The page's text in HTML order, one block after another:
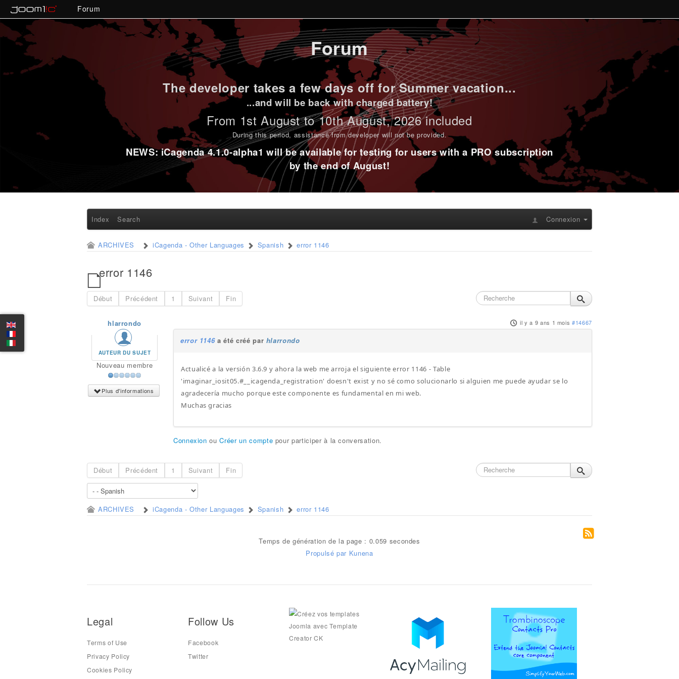
Forum
Forum
The developer takes a few days off for Summer vacation...
...and will be back with charged battery!
From 1st August to 10th August, 2026 included
During this period, assistance from developer will not be provided.
NEWS: iCagenda 4.1.0-alpha1 will be available for testing for users with a PRO subscription
by the end of August!
Index Search Connexion
ARCHIVES iCagenda - Other Languages Spanish error 1146
error 1146
Début Précédent 1 Suivant Fin
hlarrondo
AUTEUR DU SUJET
Nouveau membre
Plus d'informations
il y a 9 ans 1 mois #14667
error 1146a été créé par hlarrondo
Actualicé a la versión 3.6.9 y ahora la web me arroja el siguiente error 1146 - Table
'imaginar_iosit05.#__icagenda_registration' doesn't exist y no sé como solucionarlo si alguien me puede ayudar se lo
agradecería mucho porque este componente es fundamental en mi web.
Muchas gracias
Connexion ouCréer un compte pour participer à la conversation.
Début Précédent 1 Suivant Fin
ARCHIVES iCagenda - Other Languages Spanish error 1146
Temps de génération de la page : 0.059 secondes
Propulsé par Kunena
Legal
Terms of Use
Privacy Policy
Cookies Policy
Follow Us
Facebook
Twitter